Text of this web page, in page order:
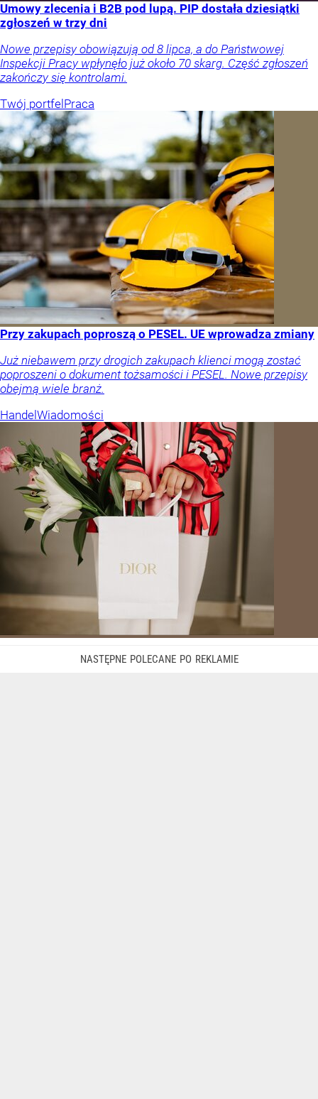
Umowy zlecenia i B2B pod lupą. PIP dostała dziesiątki
zgłoszeń w trzy dni
Nowe przepisy obowiązują od 8 lipca, a do Państwowej
Inspekcji Pracy wpłynęło już około 70 skarg. Część zgłoszeń
zakończy się kontrolami.
Twój portfelPraca
Przy zakupach poproszą o PESEL. UE wprowadza zmiany
Już niebawem przy drogich zakupach klienci mogą zostać
poproszeni o dokument tożsamości i PESEL. Nowe przepisy
obejmą wiele branż.
HandelWiadomości